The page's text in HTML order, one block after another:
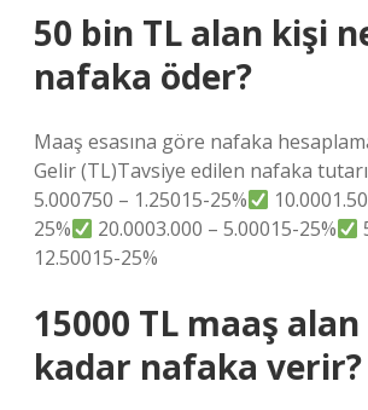
50 bin TL alan kişi
nafaka öder?
Maaş esasına göre nafaka
Gelir (TL)Tavsiye edilen nafaka
5.000750 – 1.25015-25%
25%
20.0003.000 – 5.00015-25%
12.50015-25%
15000 TL maaş
kadar nafaka verir?